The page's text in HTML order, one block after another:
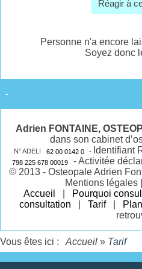
Réagir à
Personne n'a encore
Soyez donc
-
Adrien FONTAINE,
dans son cabinet
N° ADELI 62 00 0142 0 - Identifiant
798 225 678 00019
- Activitée
© 2013 - Osteopale Adrien
Mentions légales |
Accueil
Pourquoi
consultation
Tarif
Vous êtes ici : Accueil » Tarif